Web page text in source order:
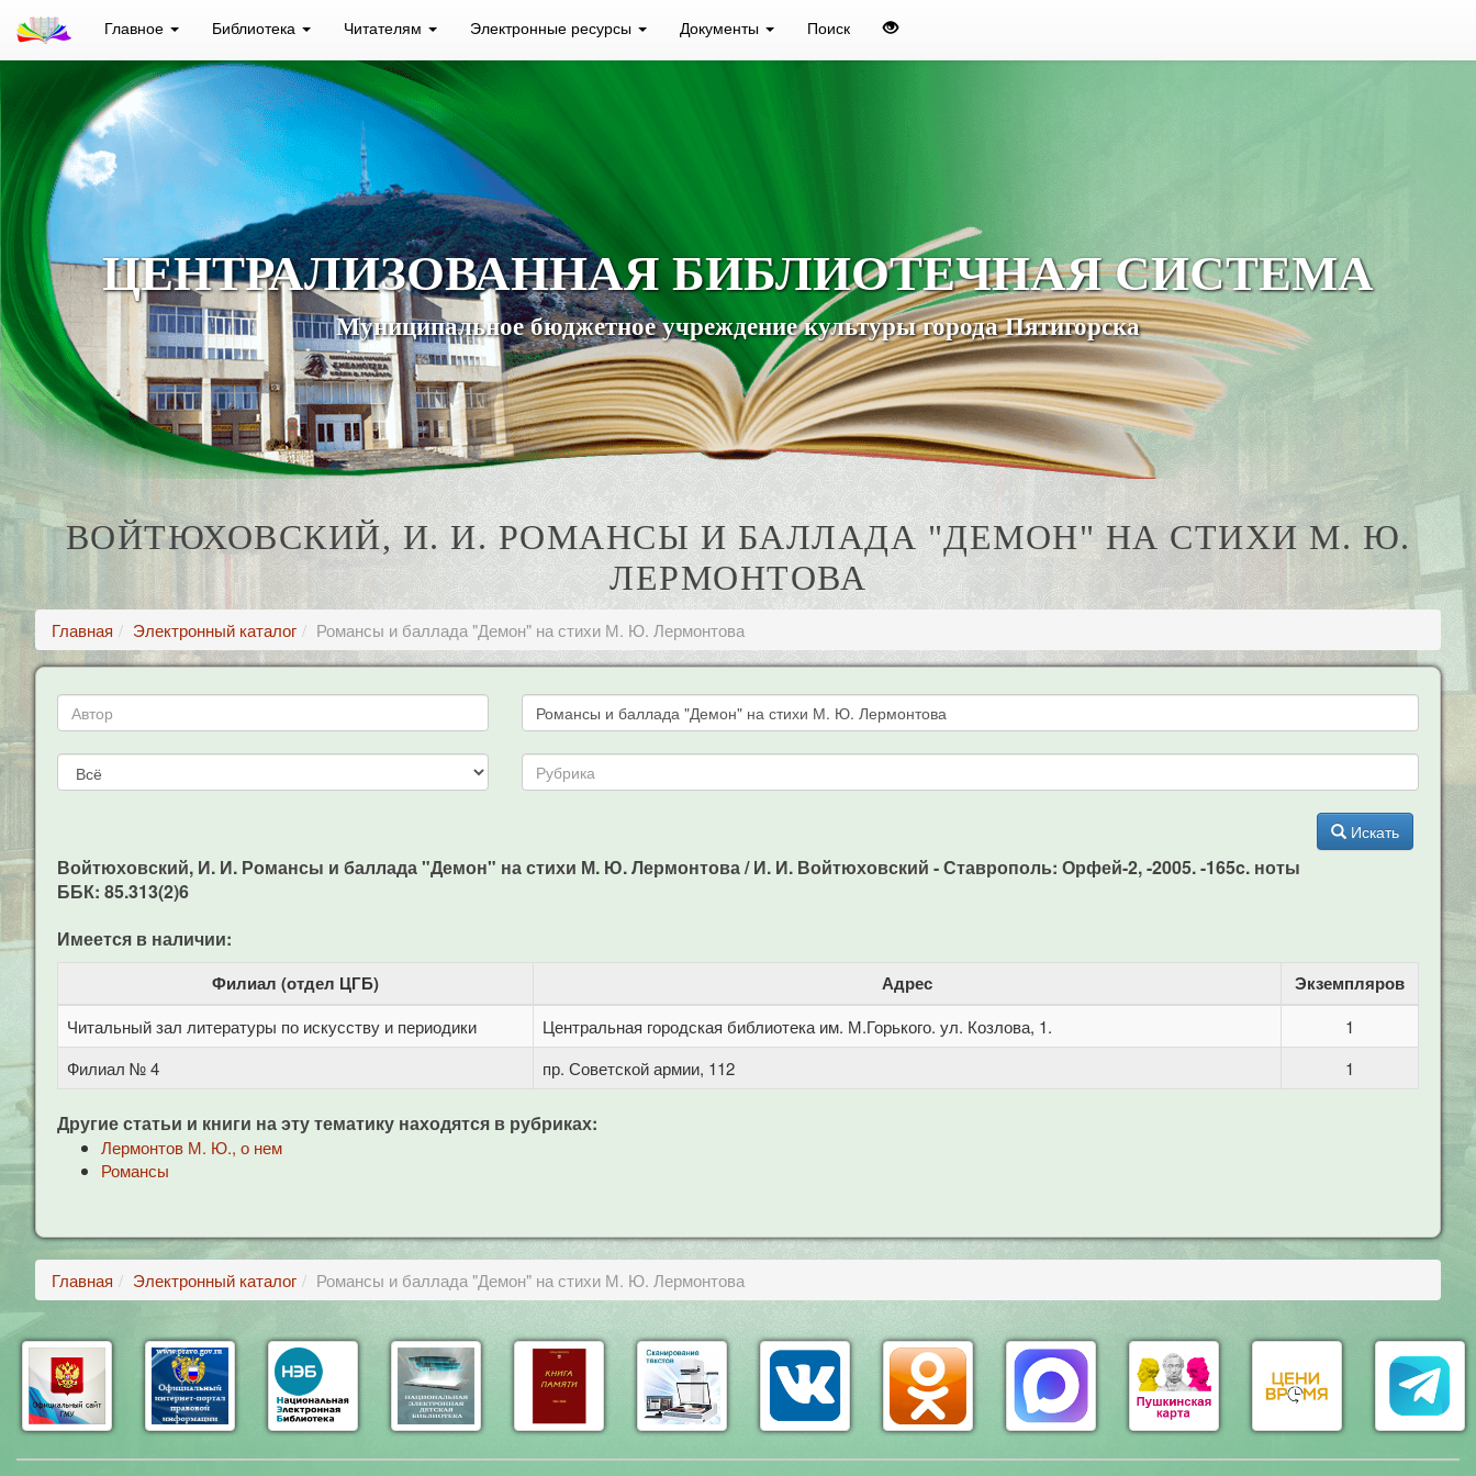
Главное Библиотека Читателям Электронные ресурсы Документы Поиск
ЦЕНТРАЛИЗОВАННАЯ БИБЛИОТЕЧНАЯ СИСТЕМА
Муниципальное бюджетное учреждение культуры города Пятигорска
ВОЙТЮХОВСКИЙ, И. И. РОМАНСЫ И БАЛЛАДА "ДЕМОН" НА СТИХИ М. Ю.
ЛЕРМОНТОВА
Главная Электронный каталог Романсы и баллада "Демон" на стихи М. Ю. Лермонтова
Искать
Войтюховский, И. И. Романсы и баллада "Демон" на стихи М. Ю. Лермонтова / И. И. Войтюховский - Ставрополь: Орфей-2, -2005. -165c. ноты
ББК: 85.313(2)6
Имеется в наличии:
Филиал (отдел ЦГБ) Адрес Экземпляров
Читальный зал литературы по искусству и периодики Центральная городская библиотека им. М.Горького. ул. Козлова, 1.
1
Филиал № 4
пр. Советской армии, 112 1
Другие статьи и книги на эту тематику находятся в рубриках:
Лермонтов М. Ю., о нем
Романсы
Главная Электронный каталог Романсы и баллада "Демон" на стихи М. Ю. Лермонтова